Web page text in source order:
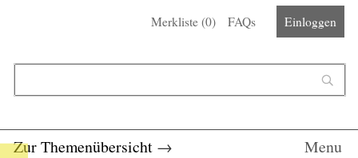
Merkliste (0) FAQs Einloggen
Zur Themenübersicht → Menu